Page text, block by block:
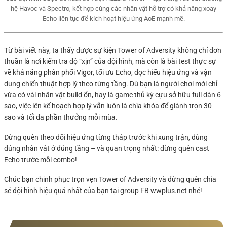
hệ Havoc và Spectro, kết hợp cùng các nhân vật hỗ trợ có khả năng xoay
Echo liên tục để kích hoạt hiệu ứng AoE mạnh mẽ.
Từ bài viết này, ta thấy được sự kiện Tower of Adversity không chỉ đơn
thuần là nơi kiểm tra độ “xịn” của đội hình, mà còn là bài test thực sự
về khả năng phân phối Vigor, tối ưu Echo, đọc hiểu hiệu ứng và vận
dụng chiến thuật hợp lý theo từng tầng. Dù bạn là người chơi mới chỉ
vừa có vài nhân vật build ổn, hay là game thủ kỳ cựu sở hữu full dàn 6
sao, việc lên kế hoạch hợp lý vẫn luôn là chìa khóa để giành trọn 30
sao và tối đa phần thưởng mỗi mùa.
Đừng quên theo dõi hiệu ứng từng tháp trước khi xung trận, dùng
đúng nhân vật ở đúng tầng – và quan trọng nhất: đừng quên cast
Echo trước mỗi combo!
Chúc bạn chinh phục trọn vẹn Tower of Adversity và đừng quên chia
sẻ đội hình hiệu quả nhất của bạn tại group FB wwplus.net nhé!